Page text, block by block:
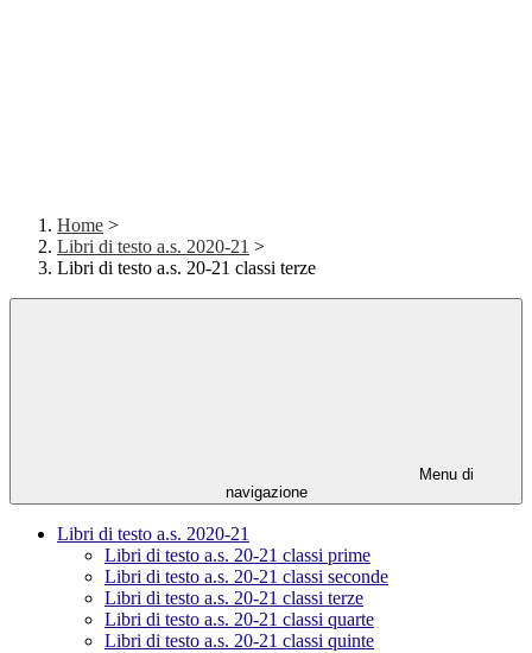
Home >
Libri di testo a.s. 2020-21 >
Libri di testo a.s. 20-21 classi terze
Menu di
navigazione
Libri di testo a.s. 2020-21
Libri di testo a.s. 20-21 classi prime
Libri di testo a.s. 20-21 classi seconde
Libri di testo a.s. 20-21 classi terze
Libri di testo a.s. 20-21 classi quarte
Libri di testo a.s. 20-21 classi quinte